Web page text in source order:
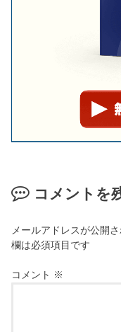
コメントを
メールアドレスが公開
欄は必須項目です
コメント ※